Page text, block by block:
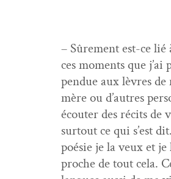
– Sûre­ment est-ce lié
ces moments que j’ai
pen­due aux lèvres de
mère ou d’autres
écouter des réc­its de
surtout ce qui s’est
poésie je la veux et je
proche de tout cela.